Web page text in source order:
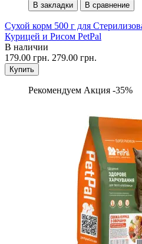
В закладки В сравнение
Сухой корм 500 г для
Курицей и Рисом PetPal
В наличии
179.00 грн. 279.00 грн.
Купить
Рекомендуем Акция -35%